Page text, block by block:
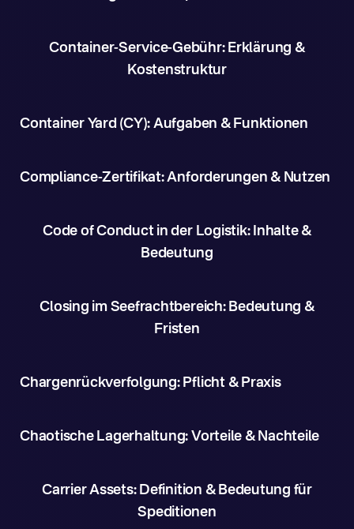
Container-Service-Gebühr: Erklärung &
Kostenstruktur
Container Yard (CY): Aufgaben & Funktionen
Compliance-Zertifikat: Anforderungen & Nutzen
Code of Conduct in der Logistik: Inhalte &
Bedeutung
Closing im Seefrachtbereich: Bedeutung &
Fristen
Chargenrückverfolgung: Pflicht & Praxis
Chaotische Lagerhaltung: Vorteile & Nachteile
Carrier Assets: Definition & Bedeutung für
Speditionen